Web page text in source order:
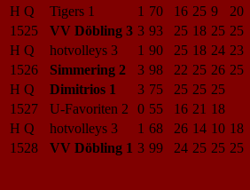
H Q
Tigers 1 1 70 16 25 9
20
1525
VV Döbling 3 3 93 25 18 25 25
H Q
hotvolleys 3 1 90 25 18 24 23
1526
Simmering 2 3 98 22 25 26 25
H Q
Dimitrios 1 3 75 25 25 25
1527
U-Favoriten 2 0 55 16 21 18
H Q
hotvolleys 3 1 68 26 14 10 18
1528
VV Döbling 1 3 99 24 25 25 25